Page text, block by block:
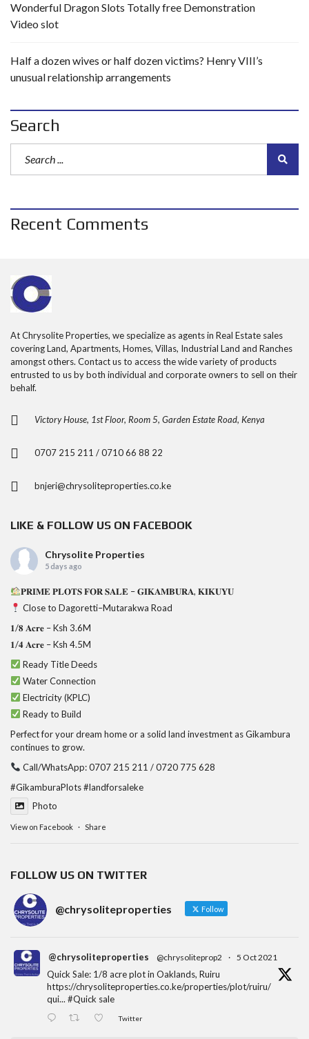
Wonderful Dragon Slots Totally free Demonstration
Video slot
Half a dozen wives or half dozen victims? Henry VIII’s
unusual relationship arrangements
Search
Recent Comments
At Chrysolite Properties, we specialize as agents in Real Estate sales
covering Land, Apartments, Homes, Villas, Industrial Land and Ranches
amongst others. Contact us to access the wide variety of products
entrusted to us by both individual and corporate owners to sell on their
behalf.
Victory House, 1st Floor, Room 5, Garden Estate Road, Kenya
0707 215 211 / 0710 66 88 22
bnjeri@chrysoliteproperties.co.ke
LIKE & FOLLOW US ON FACEBOOK
Chrysolite Properties
5 days ago
𝐏𝐑𝐈𝐌𝐄 𝐏𝐋𝐎𝐓𝐒 𝐅𝐎𝐑 𝐒𝐀𝐋𝐄 – 𝐆𝐈𝐊𝐀𝐌𝐁𝐔𝐑𝐀, 𝐊𝐈𝐊𝐔𝐘𝐔
Close to Dagoretti–Mutarakwa Road
𝟏/𝟖 𝐀𝐜𝐫𝐞 – Ksh 3.6M
𝟏/𝟒 𝐀𝐜𝐫𝐞 – Ksh 4.5M
Ready Title Deeds
Water Connection
Electricity (KPLC)
Ready to Build
Perfect for your dream home or a solid land investment as Gikambura
continues to grow.
Call/WhatsApp: 0707 215 211 / 0720 775 628
#GikamburaPlots#landforsaleke
Photo
View on Facebook · Share
FOLLOW US ON TWITTER
@chrysoliteproperties Follow
@chrysoliteproperties @chrysoliteprop2 · 5 Oct 2021
Quick Sale: 1/8 acre plot in Oaklands, Ruiru
https://chrysoliteproperties.co.ke/properties/plot/ruiru/
qui... #Quick sale
Twitter